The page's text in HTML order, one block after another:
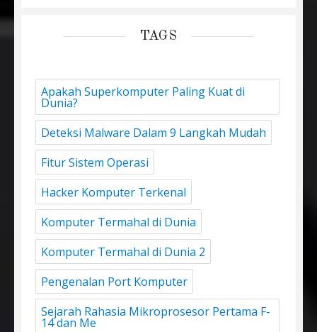
TAGS
Apakah Superkomputer Paling Kuat di
Dunia?
Deteksi Malware Dalam 9 Langkah Mudah
Fitur Sistem Operasi
Hacker Komputer Terkenal
Komputer Termahal di Dunia
Komputer Termahal di Dunia 2
Pengenalan Port Komputer
Sejarah Rahasia Mikroprosesor Pertama F-
14 dan Me